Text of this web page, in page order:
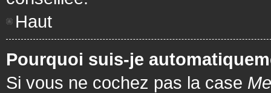
Haut
Pourquoi suis-je
Si vous ne cochez pas la case